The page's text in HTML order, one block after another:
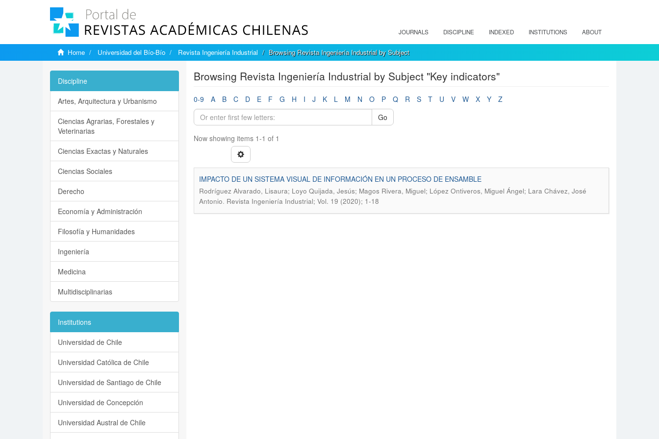
JOURNALS DISCIPLINE INDEXED INSTITUTIONS ABOUT
Home Universidad del Bío-Bío Revista Ingeniería Industrial Browsing Revista Ingeniería Industrial by Subject
Browsing Revista Ingeniería Industrial by Subject "Key indicators"
0-9 A B C D E F G H I J K L M N O P Q R S T U V W X Y
Z
Go
Now showing items 1-1 of 1
IMPACTO DE UN SISTEMA VISUAL DE INFORMACIÓN EN UN PROCESO DE ENSAMBLE
Rodríguez Alvarado, Lisaura; Loyo Quijada, Jesús; Magos Rivera, Miguel; López Ontiveros, Miguel Ángel; Lara Chávez, José
Antonio. Revista Ingeniería Industrial; Vol. 19 (2020); 1-18
Discipline
Artes, Arquitectura y Urbanismo
Ciencias Agrarias, Forestales y
Veterinarias
Ciencias Exactas y Naturales
Ciencias Sociales
Derecho
Economía y Administración
Filosofía y Humanidades
Ingeniería
Medicina
Multidisciplinarias
Institutions
Universidad de Chile
Universidad Católica de Chile
Universidad de Santiago de Chile
Universidad de Concepción
Universidad Austral de Chile